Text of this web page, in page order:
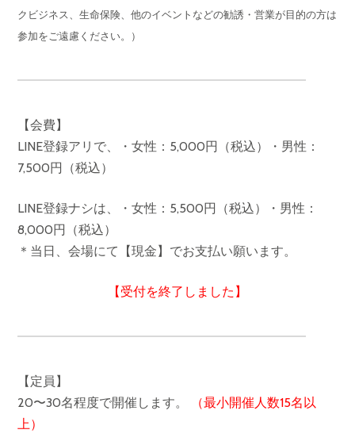
クビジネス、生命保険、他のイベントなどの勧誘・営業が目的の方は
参加をご遠慮ください。）
【会費】
LINE登録アリで、・女性：5,000円（税込）・男性：
7,500円（税込）
LINE登録ナシは、・女性：5,500円（税込）・男性：
8,000円（税込）
＊当日、会場にて【現金】でお支払い願います。
【受付を終了しました】
【定員】
20〜30名程度で開催します。
（最小開催人数15名以
上）